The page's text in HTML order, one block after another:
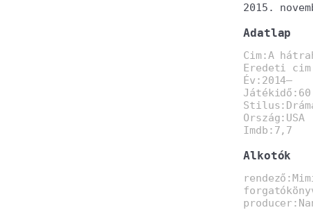
2015.
Adatlap
Cim:A
Eredeti
Év:2014–
Ország:USA
Imdb:7,7
Alkotók